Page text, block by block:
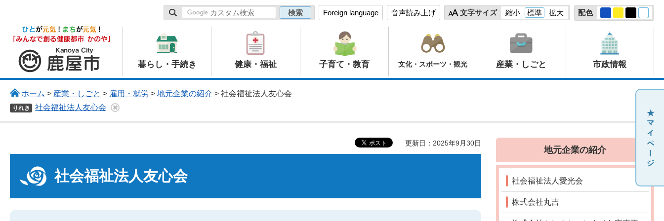
Foreign language 音声読み上げ 文字サイズ 縮小 標準 拡大 配色
鹿屋市
暮らし・手続き 健康・福祉 子育て・教育 文化・スポーツ・観光 産業・しごと 市政情報
ホーム > 産業・しごと > 雇用・就労 > 地元企業の紹介 > 社会福祉法人友心会
りれき 社会福祉法人友心会
更新日：2025年9月30日
社会福祉法人友心会
地元企業の紹介
社会福祉法人愛光会
株式会社丸吉